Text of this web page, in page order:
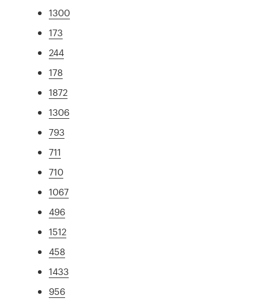
1300
173
244
178
1872
1306
793
711
710
1067
496
1512
458
1433
956